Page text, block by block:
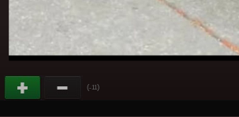
(-11)